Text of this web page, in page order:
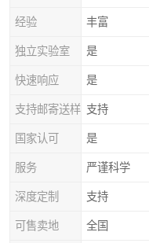
经验 丰富
独立实验室 是
快速响应 是
支持邮寄送样 支持
国家认可 是
服务 严谨科学
深度定制 支持
可售卖地 全国